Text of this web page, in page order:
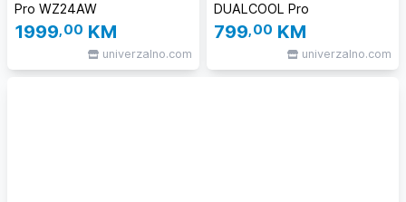
Pro WZ24AW
1999,00 KM
univerzalno.com
DUALCOOL Pro
799,00 KM
univerzalno.com